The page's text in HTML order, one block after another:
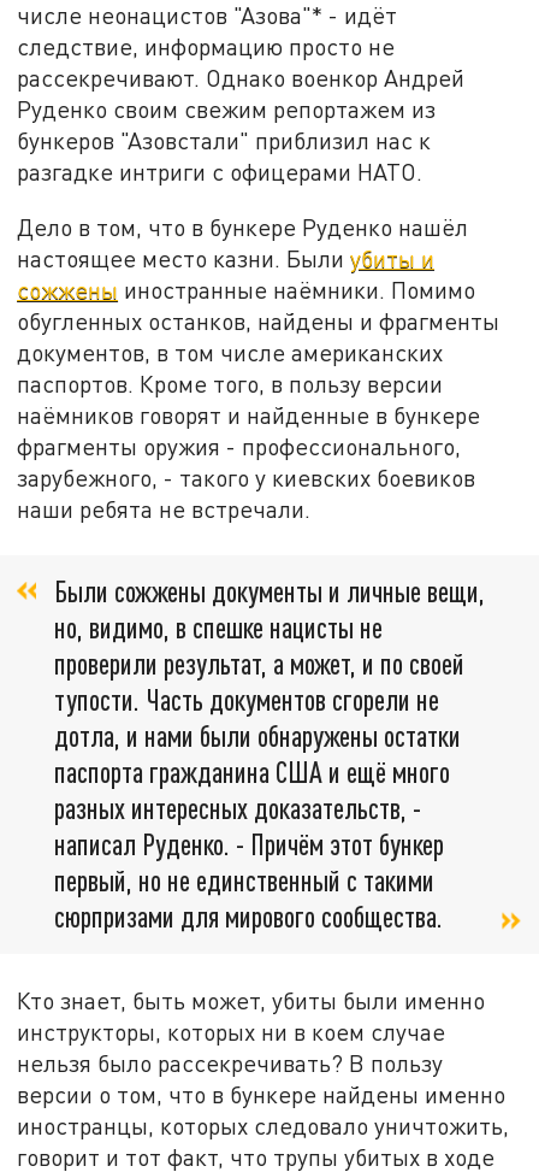
числе неонацистов "Азова"* - идёт
следствие, информацию просто не
рассекречивают. Однако военкор Андрей
Руденко своим свежим репортажем из
бункеров "Азовстали" приблизил нас к
разгадке интриги с офицерами НАТО.
Дело в том, что в бункере Руденко нашёл
настоящее место казни. Былиубиты и
сожжены иностранные наёмники. Помимо
обугленных останков, найдены и фрагменты
документов, в том числе американских
паспортов. Кроме того, в пользу версии
наёмников говорят и найденные в бункере
фрагменты оружия - профессионального,
зарубежного, - такого у киевских боевиков
наши ребята не встречали.
Были сожжены документы и личные вещи,
но, видимо, в спешке нацисты не
проверили результат, а может, и по своей
тупости. Часть документов сгорели не
дотла, и нами были обнаружены остатки
паспорта гражданина США и ещё много
разных интересных доказательств, -
написал Руденко. - Причём этот бункер
первый, но не единственный с такими
сюрпризами для мирового сообщества.
Кто знает, быть может, убиты были именно
инструкторы, которых ни в коем случае
нельзя было рассекречивать? В пользу
версии о том, что в бункере найдены именно
иностранцы, которых следовало уничтожить,
говорит и тот факт, что трупы убитых в ходе